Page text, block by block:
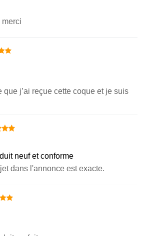
merci
j’ai reçue cette coque et je suis
neuf et conforme
dans l'annonce est exacte.